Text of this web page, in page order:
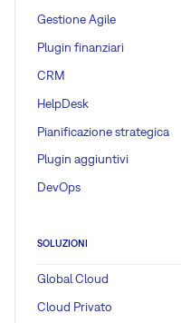
Gestione Agile
Plugin finanziari
CRM
HelpDesk
Pianificazione strategica
Plugin aggiuntivi
DevOps
SOLUZIONI
Global Cloud
Cloud Privato